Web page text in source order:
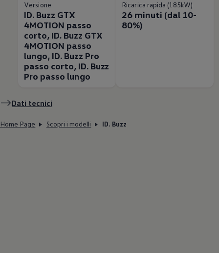
Versione
ID. Buzz GTX
4MOTION passo
corto, ID. Buzz GTX
4MOTION passo
lungo, ID. Buzz Pro
passo corto, ID. Buzz
Pro passo lungo
Ricarica rapida (185kW)
26 minuti (dal 10-
80%)
Dati tecnici
Home Page Scopri i modelli ID. Buzz